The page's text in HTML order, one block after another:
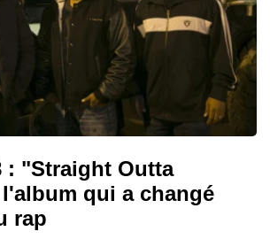
: "Straight Outta
qui a changé
rap